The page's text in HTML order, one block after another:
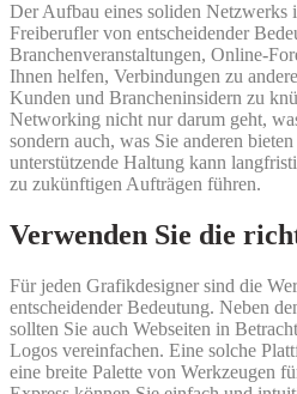
Der Aufbau eines soliden Netzwerks
Freiberufler von entscheidender
Branchenveranstaltungen, Online-
Ihnen helfen, Verbindungen zu
Kunden und Brancheninsidern zu
Networking nicht nur darum geht,
sondern auch, was Sie anderen
unterstützende Haltung kann
zu zukünftigen Aufträgen führen.
Verwenden Sie die
Für jeden Grafikdesigner sind die
entscheidender Bedeutung. Neben
sollten Sie auch Webseiten in
Logos vereinfachen. Eine solche
eine breite Palette von Werkzeugen